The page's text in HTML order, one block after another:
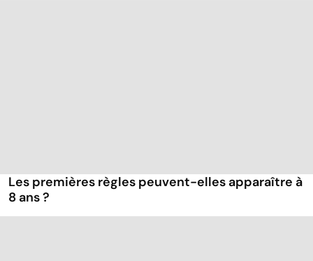
Les premières règles peuvent-elles apparaître à
8 ans ?